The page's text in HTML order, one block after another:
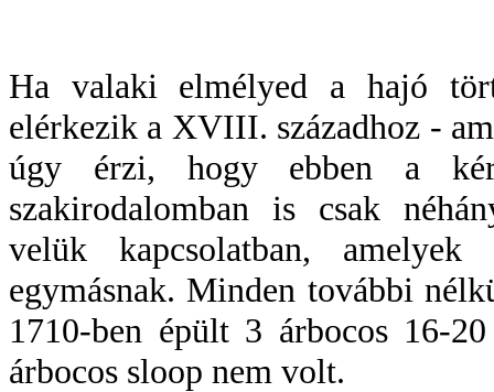
Ha valaki elmélyed a hajó
elérkezik a XVIII. századhoz -
úgy érzi, hogy ebben a
szakirodalomban is csak
velük kapcsolatban,
egymásnak. Minden további
1710-ben épült 3 árbocos 16-
árbocos sloop nem volt.